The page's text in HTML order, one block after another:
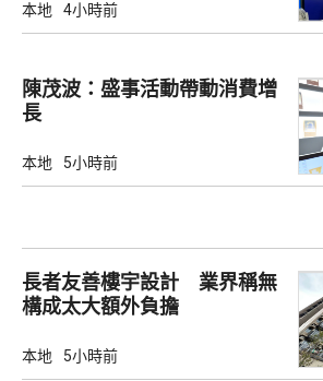
本地 4小時前
陳茂波：盛事活動帶動消費增
長
本地 5小時前
長者友善樓宇設計 業界稱無
構成太大額外負擔
本地 5小時前